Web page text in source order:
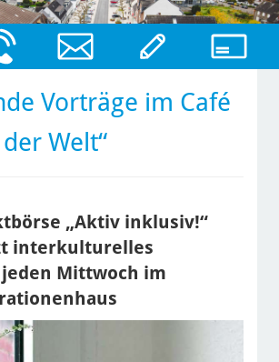
Vorträge im Café
Welt“
„Aktiv inklusiv!“
interkulturelles
Mittwoch im